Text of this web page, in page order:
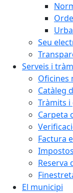
Seu
Serveis i
Oficines
Catàleg
Tràmits
Carpeta
Factura
Impostos
Reserva
El municipi